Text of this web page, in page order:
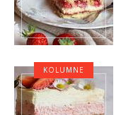
KOLUMNE